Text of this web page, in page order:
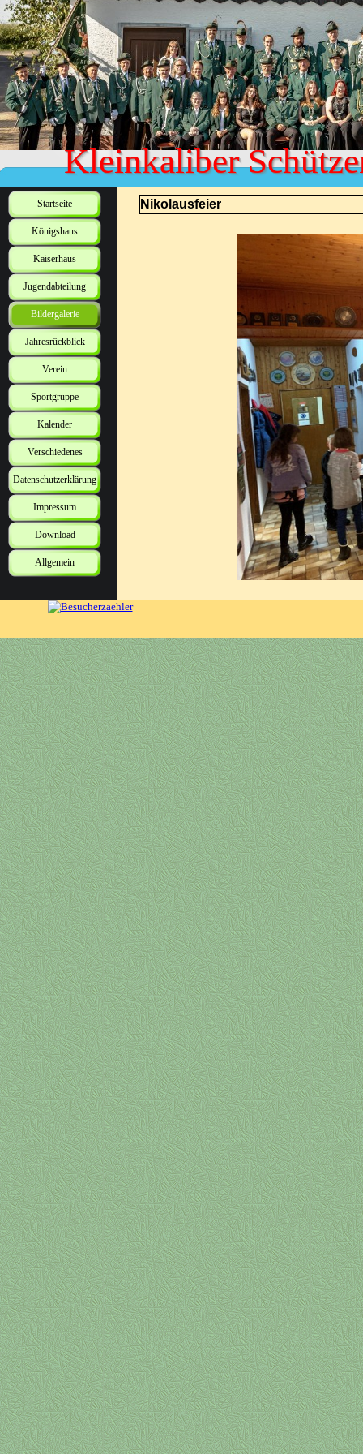
Kleinkaliber
Startseite
Königshaus
Kaiserhaus
Jugendabteilung
Bildergalerie
Jahresrückblick
Verein
Sportgruppe
Kalender
Verschiedenes
Datenschutzerklärung
Impressum
Download
Allgemein
Nikolausfeier